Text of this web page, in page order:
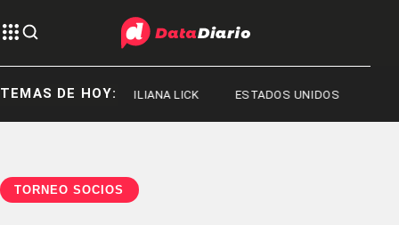
TEMAS DE HOY:
MESSI ILIANA LICK ESTADOS UNIDOS
TORNEO SOCIOS